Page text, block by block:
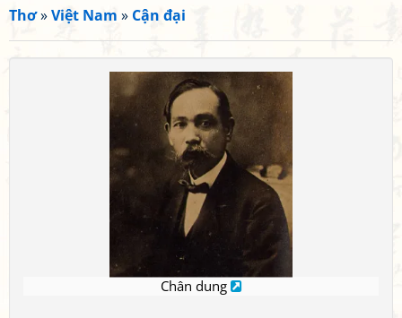
Thơ»Việt Nam » Cận đại
Chân dung